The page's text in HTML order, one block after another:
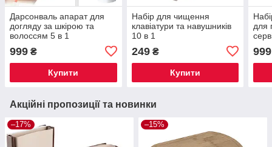
Дарсонваль апарат для
догляду за шкірою та
волоссям 5 в 1
999 ₴
Купити
Набір для чищення
клавіатури та навушників
10 в 1
249₴
Купити
для
999
Акційні пропозиції та новинки
–17% –15%